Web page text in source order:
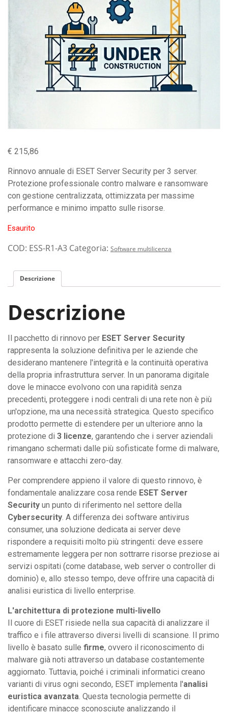
€ 215,86
Rinnovo annuale di ESET Server Security per 3 server.
Protezione professionale contro malware e ransomware
con gestione centralizzata, ottimizzata per massime
performance e minimo impatto sulle risorse.
Esaurito
COD: ESS-R1-A3 Categoria: Software multilicenza
Descrizione
Descrizione
Il pacchetto di rinnovo per ESET Server Security
rappresenta la soluzione definitiva per le aziende che
desiderano mantenere l'integrità e la continuità operativa
della propria infrastruttura server. In un panorama digitale
dove le minacce evolvono con una rapidità senza
precedenti, proteggere i nodi centrali di una rete non è più
un'opzione, ma una necessità strategica. Questo specifico
prodotto permette di estendere per un ulteriore anno la
protezione di 3 licenze, garantendo che i server aziendali
rimangano schermati dalle più sofisticate forme di malware,
ransomware e attacchi zero-day.
Per comprendere appieno il valore di questo rinnovo, è
fondamentale analizzare cosa rende ESET Server
Security un punto di riferimento nel settore della
Cybersecurity. A differenza dei software antivirus
consumer, una soluzione dedicata ai server deve
rispondere a requisiti molto più stringenti: deve essere
estremamente leggera per non sottrarre risorse preziose ai
servizi ospitati (come database, web server o controller di
dominio) e, allo stesso tempo, deve offrire una capacità di
analisi euristica di livello enterprise.
L'architettura di protezione multi-livello
Il cuore di ESET risiede nella sua capacità di analizzare il
traffico e i file attraverso diversi livelli di scansione. Il primo
livello è basato sulle firme, ovvero il riconoscimento di
malware già noti attraverso un database costantemente
aggiornato. Tuttavia, poiché i criminali informatici creano
varianti di virus ogni secondo, ESET implementa l'analisi
euristica avanzata. Questa tecnologia permette di
identificare minacce sconosciute analizzando il